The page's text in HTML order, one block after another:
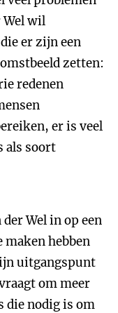
Wel wil
er zijn een
zetten:
redenen
er is veel
als soort
Wel in op een
maken hebben
uitgangspunt
om meer
die nodig is om